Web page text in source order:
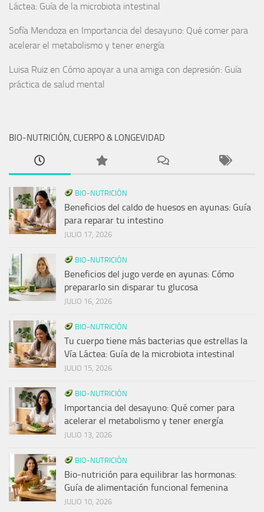
Láctea: Guía de la microbiota intestinal
Sofía Mendoza en Importancia del desayuno: Qué comer para
acelerar el metabolismo y tener energía
Luisa Ruiz en Cómo apoyar a una amiga con depresión: Guía
práctica de salud mental
BIO-NUTRICIÓN, CUERPO & LONGEVIDAD
BIO-NUTRICIÓN
Beneficios del caldo de huesos en ayunas: Guía
para reparar tu intestino
JULIO 17, 2026
BIO-NUTRICIÓN
Beneficios del jugo verde en ayunas: Cómo
prepararlo sin disparar tu glucosa
JULIO 16, 2026
BIO-NUTRICIÓN
Tu cuerpo tiene más bacterias que estrellas la
Vía Láctea: Guía de la microbiota intestinal
JULIO 15, 2026
BIO-NUTRICIÓN
Importancia del desayuno: Qué comer para
acelerar el metabolismo y tener energía
JULIO 13, 2026
BIO-NUTRICIÓN
Bio-nutrición para equilibrar las hormonas:
Guía de alimentación funcional femenina
JULIO 10, 2026